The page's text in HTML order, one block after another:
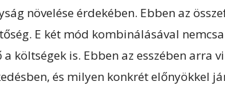
növelése érdekében. Ebben az
E két mód kombinálásával
a költségek is. Ebben az esszében
és milyen konkrét előnyökkel